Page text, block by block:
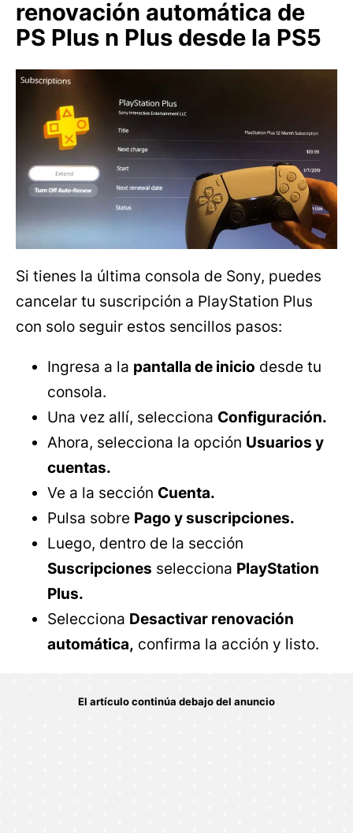
renovación automática de
PS Plus n Plus desde la PS5
Si tienes la última consola de Sony, puedes
cancelar tu suscripción a PlayStation Plus
con solo seguir estos sencillos pasos:
Ingresa a la pantalla de inicio desde tu
consola.
Una vez allí, selecciona Configuración.
Ahora, selecciona la opción Usuarios y
cuentas.
Ve a la sección Cuenta.
Pulsa sobre Pago y suscripciones.
Luego, dentro de la sección
Suscripciones selecciona PlayStation
Plus.
Selecciona Desactivar renovación
automática, confirma la acción y listo.